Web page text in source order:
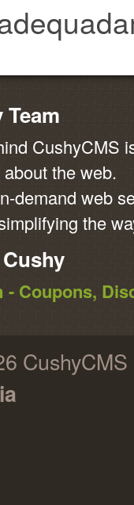
CushyCMS
the web.
demand web
the
- Coupons,
CushyCMS